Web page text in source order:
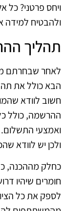
ויחס פרטני? כל
ולהבטיח למידה
תהליך
לאחר שבחרתם
הבא כולל את
חשוב לוודא
ההרשמה, כולל
ואמצעי
ולכן יש לוודא
כחלק מההכנה,
חומרים שיהיו
לספק את כל